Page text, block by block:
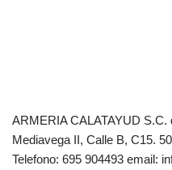
ARMERIA CALATAYUD S.C.
Mediavega II, Calle B, C15.
Telefono: 695 904493 email: